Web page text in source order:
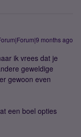
months ago
ik vrees dat je
geweldige
gewoon even
een boel opties